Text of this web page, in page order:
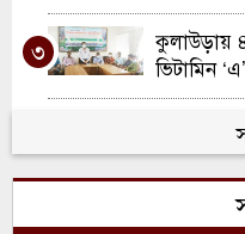
৩
কুলাউড়ায়
ভিটামিন